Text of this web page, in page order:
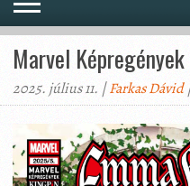
Marvel
2025. július 11. |Farkas Dávid